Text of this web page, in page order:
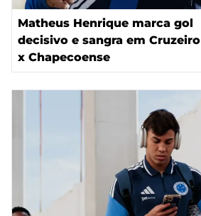
Matheus Henrique marca gol
decisivo e sangra em Cruzeiro
x Chapecoense